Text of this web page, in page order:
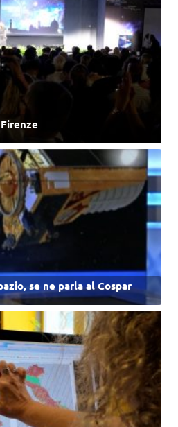
se ne parla al Cospar